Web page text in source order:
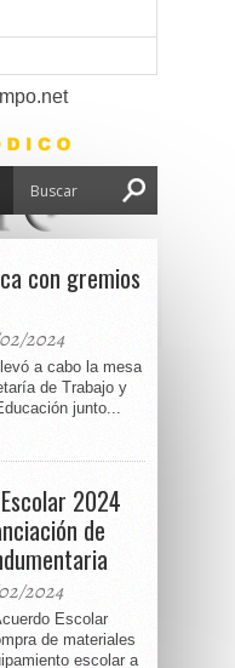
con gremios
2024
a cabo la mesa
de Trabajo y
junto...
2024
de
2024
Escolar
de materiales
escolar a